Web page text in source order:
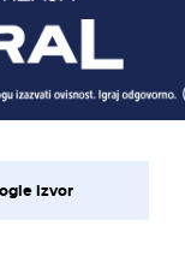
izvor